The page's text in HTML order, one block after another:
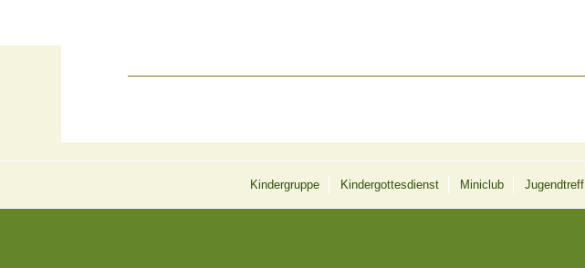
Kindergruppe Kindergottesdienst Miniclub Jugendtreff